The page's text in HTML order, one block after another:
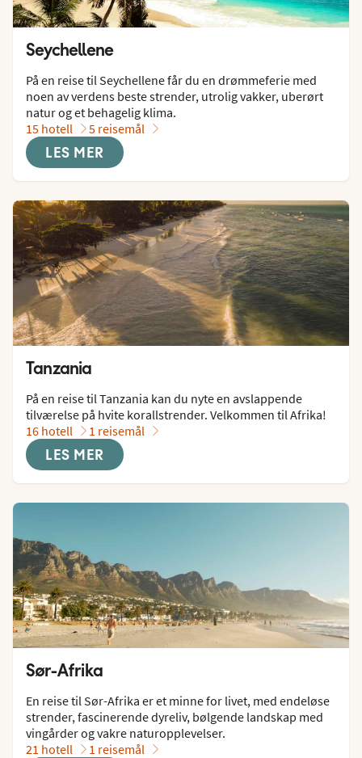
Seychellene
På en reise til Seychellene får du en drømmeferie med
noen av verdens beste strender, utrolig vakker, uberørt
natur og et behagelig klima.
15 hotell
5 reisemål
LES MER
Tanzania
På en reise til Tanzania kan du nyte en avslappende
tilværelse på hvite korallstrender. Velkommen til Afrika!
16 hotell
1 reisemål
LES MER
Sør-Afrika
En reise til Sør-Afrika er et minne for livet, med endeløse
strender, fascinerende dyreliv, bølgende landskap med
vingårder og vakre naturopplevelser.
21 hotell
1 reisemål